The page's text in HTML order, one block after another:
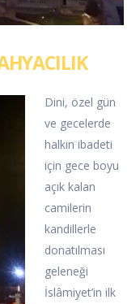
Dini, özel gün
ve gecelerde
halkın ibadeti
için gece boyu
açık kalan
camilerin
kandillerle
donatılması
geleneği
İslâmiyet’in ilk